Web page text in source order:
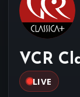
VCR
LIVE